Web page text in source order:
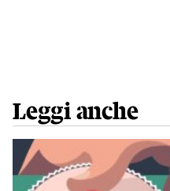
Leggi anche